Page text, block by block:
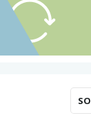
UTILIZATOR NOU
RECUPEREAZA